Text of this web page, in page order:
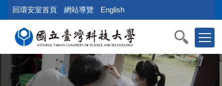
到
內
容
區
回環安室首頁 網站導覽 English